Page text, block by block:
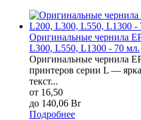
Оригинальные чернила
L300, L550, L1300 - 70 мл.
Оригинальные чернила
принтеров серии L —
текст...
от 16,50
до 140,06 Br
Подробнее